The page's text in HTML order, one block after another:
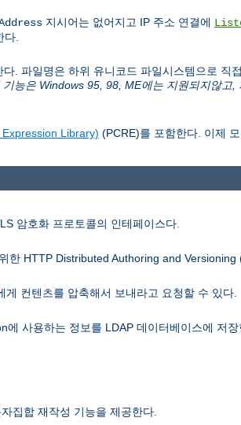
지시어는 없어지고 IP 주소 연결에
.
. 파일명은 하위 유니코드 파일시스템으로 직
기능은 Windows 95, 98, ME에는 지원되지않고
Library) (PCRE)를 포함한다. 이제
암호화 프로토콜의 인테페이스다.
HTTP Distributed Authoring and Versioning
컨텐츠를 압축해서 보내라고 요청할 수 있다.
사용하는 정보를 LDAP 데이터베이스에 저장
집합 재작성 기능을 제공한다.